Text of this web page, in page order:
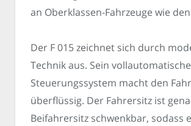
an Oberklassen-Fahrzeuge wie
Der F 015 zeichnet sich durch
Technik aus. Sein
Steuerungssystem macht den
überflüssig. Der Fahrersitz ist
Beifahrersitz schwenkbar, sodass